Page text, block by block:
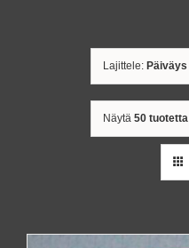
Lajittele: Päiväys
Näytä 50 tuotetta